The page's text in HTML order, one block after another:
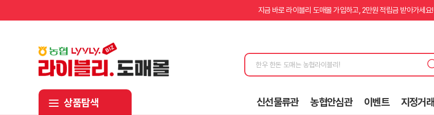
지금 바로 라이블리 도매몰 가입하고, 2만원 적립금 받아가세요!
신선물류관 농협안심관 이벤트 지정거래
상품탐색